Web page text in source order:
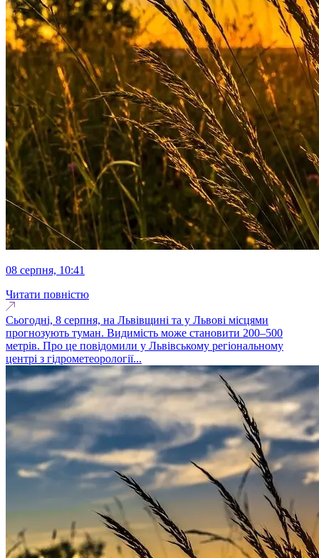
08 серпня, 10:41
Читати повністю
Сьогодні, 8 серпня, на Львівщині та у Львові місцями
прогнозують туман. Видимість може становити 200–500
метрів. Про це повідомили у Львівському регіональному
центрі з гідрометеорології...